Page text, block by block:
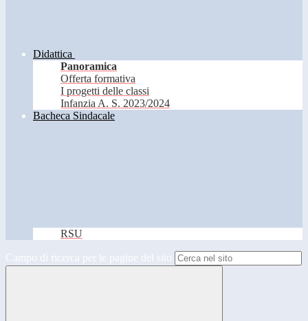
Didattica
Panoramica
Offerta formativa
I progetti delle classi
Infanzia A. S. 2023/2024
Bacheca Sindacale
RSU
Campo di ricerca per le pagine del sito